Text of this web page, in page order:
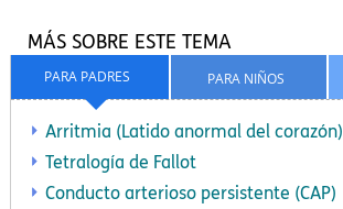
PARA NIÑOS
PARA PADRES
MÁS SOBRE ESTE TEMA
Arritmia (Latido anormal del corazón)
Tetralogía de Fallot
Conducto arterioso persistente (CAP)